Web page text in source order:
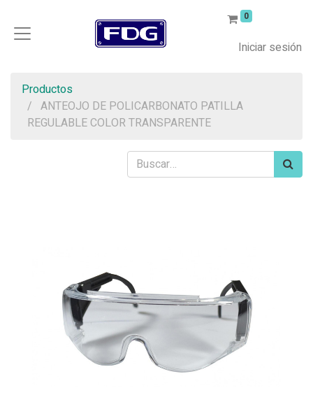
0
Iniciar sesión
Productos
ANTEOJO DE POLICARBONATO PATILLA
REGULABLE COLOR TRANSPARENTE